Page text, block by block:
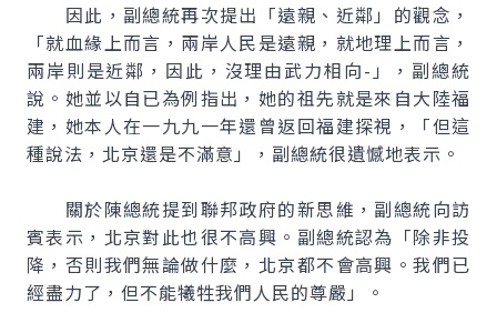
因此，副總統再次提出「遠親、近鄰」的觀念，
「就血緣上而言，兩岸人民是遠親，就地理上而言，
兩岸則是近鄰，因此，沒理由武力相向-」，副總統
說。她並以自已為例指出，她的祖先就是來自大陸福
建，她本人在一九九一年還曾返回福建探視，「但這
種說法，北京還是不滿意」，副總統很遺憾地表示。
關於陳總統提到聯邦政府的新思維，副總統向訪
賓表示，北京對此也很不高興。副總統認為「除非投
降，否則我們無論做什麼，北京都不會高興。我們已
經盡力了，但不能犧牲我們人民的尊嚴」。